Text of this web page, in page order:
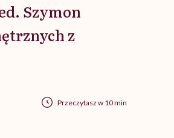
Szymon
z
Przeczytasz w 10 min